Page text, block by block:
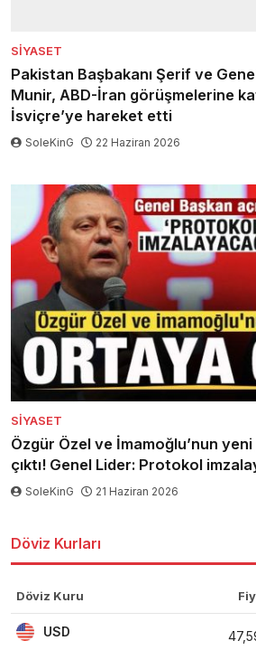
SIYASET
Pakistan Başbakanı Şerif ve
Munir, ABD-İran görüşmelerine
İsviçre’ye hareket etti
SoleKinG 22 Haziran 2026
SIYASET
Özgür Özel ve İmamoğlu’nun
çıktı! Genel Lider: Protokol
SoleKinG 21 Haziran 2026
Döviz Kurları
Döviz Kuru
USD